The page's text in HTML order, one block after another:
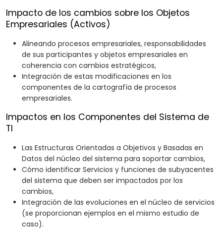
Impacto de los cambios sobre los Objetos
Empresariales (Activos)
Alineando procesos empresariales, responsabilidades
de sus participantes y objetos empresariales en
coherencia con cambios estratégicos,
Integración de estas modificaciones en los
componentes de la cartografía de procesos
empresariales.
Impactos en los Componentes del Sistema de
TI
Las Estructuras Orientadas a Objetivos y Basadas en
Datos del núcleo del sistema para soportar cambios,
Cómo identificar Servicios y funciones de subyacentes
del sistema que deben ser impactados por los
cambios,
Integración de las evoluciones en el núcleo de servicios
(se proporcionan ejemplos en el mismo estudio de
caso).